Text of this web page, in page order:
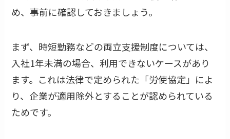
め、事前に確認しておきましょう。
まず、時短勤務などの両立支援制度については、
入社1年未満の場合、利用できないケースがあり
ます。これは法律で定められた「労使協定」によ
り、企業が適用除外とすることが認められている
ためです。